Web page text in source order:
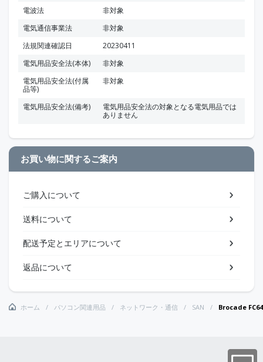
電波法
非対象
電気通信事業法
非対象
法規関連確認日
20230411
電気用品安全法(本体)
非対象
電気用品安全法(付属
品等)
非対象
電気用品安全法(備考)
電気用品安全法の対象となる電気用品では
ありません
お買い物に関するご案内
ご購入について
送料について
配送予定とエリアについて
返品について
ホーム パソコン関連用品 ネットワーク・通信 SAN Brocade